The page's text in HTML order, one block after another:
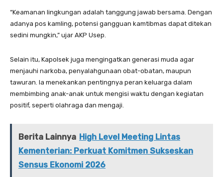
“Keamanan lingkungan adalah tanggung jawab bersama. Dengan
adanya pos kamling, potensi gangguan kamtibmas dapat ditekan
sedini mungkin,” ujar AKP Usep.
Selain itu, Kapolsek juga mengingatkan generasi muda agar
menjauhi narkoba, penyalahgunaan obat-obatan, maupun
tawuran. Ia menekankan pentingnya peran keluarga dalam
membimbing anak-anak untuk mengisi waktu dengan kegiatan
positif, seperti olahraga dan mengaji.
Berita Lainnya High Level Meeting Lintas
Kementerian: Perkuat Komitmen Sukseskan
Sensus Ekonomi 2026